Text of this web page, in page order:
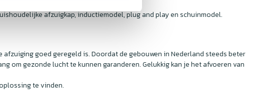
afzuigkap, inductiemodel, plug and play en schuinmodel.
goed geregeld is. Doordat de gebouwen in Nederland steeds beter
gezonde lucht te kunnen garanderen. Gelukkig kan je het afvoeren van
te vinden.